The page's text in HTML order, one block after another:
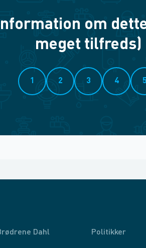
om
meget tilfreds)
1 2 3 4 5
Dahl Politikker